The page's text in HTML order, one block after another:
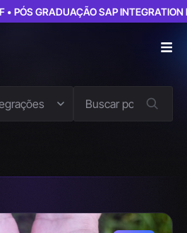
PÓS GRADUAÇÃO SAP INTEGRATION